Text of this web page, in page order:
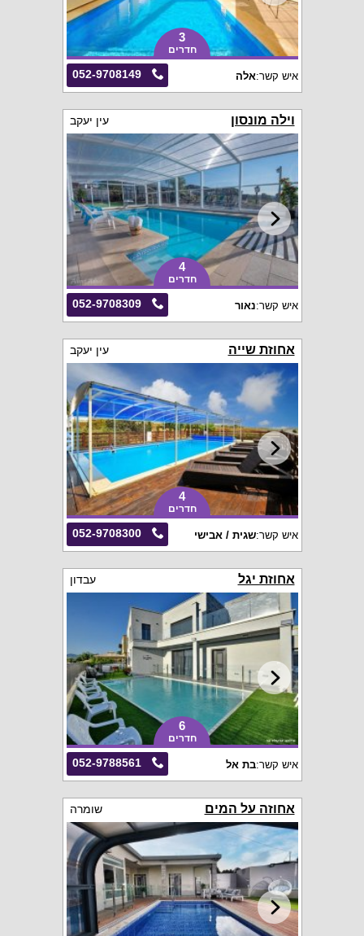
3
חדרים
052-9708149 איש קשר:אלה
וילה מונסון עין יעקב
4
חדרים
052-9708309 איש קשר:נאור
אחוזת שייה עין יעקב
4
חדרים
052-9708300 איש קשר:שגית / אבישי
אחוזת יגל עבדון
6
חדרים
052-9788561 איש קשר:בת אל
אחוזה על המים שומרה